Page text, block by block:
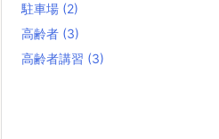
駐車場 (2)
高齢者 (3)
高齢者講習 (3)